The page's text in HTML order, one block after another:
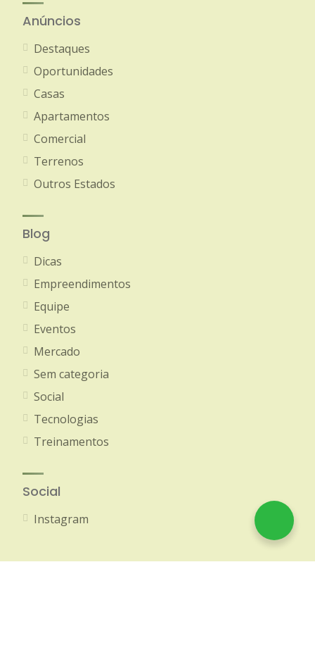
Anúncios
Destaques
Oportunidades
Casas
Apartamentos
Comercial
Terrenos
Outros Estados
Blog
Dicas
Empreendimentos
Equipe
Eventos
Mercado
Sem categoria
Social
Tecnologias
Treinamentos
Social
Instagram